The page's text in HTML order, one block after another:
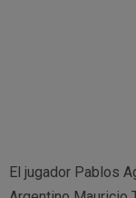
El jugador Pablos